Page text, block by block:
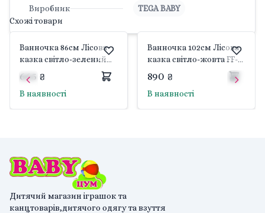
Виробник
TEGA BABY
Схожі товари
Ванночка 86см Лісова
казка світло-зелений
FF-004-112 TEGA BABY
665 ₴
В наявності
Ванночка 102см Лісова
казка світло-жовта FF-
890 ₴
В наявності
Дитячий магазин іграшок та
канцтоварів,дитячого одягу та взуття